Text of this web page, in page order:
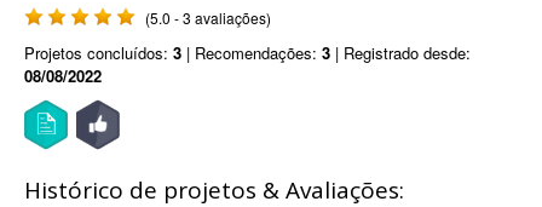
(5.0 - 3 avaliações)
Projetos concluídos: 3 | Recomendações: 3 | Registrado desde:
08/08/2022
Histórico de projetos & Avaliações: